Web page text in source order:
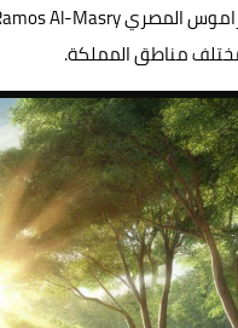
مناطق المملكة.